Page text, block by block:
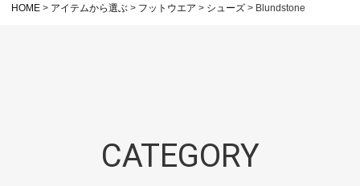
HOME アイテムから選ぶ フットウエア シューズ Blundstone
CATEGORY